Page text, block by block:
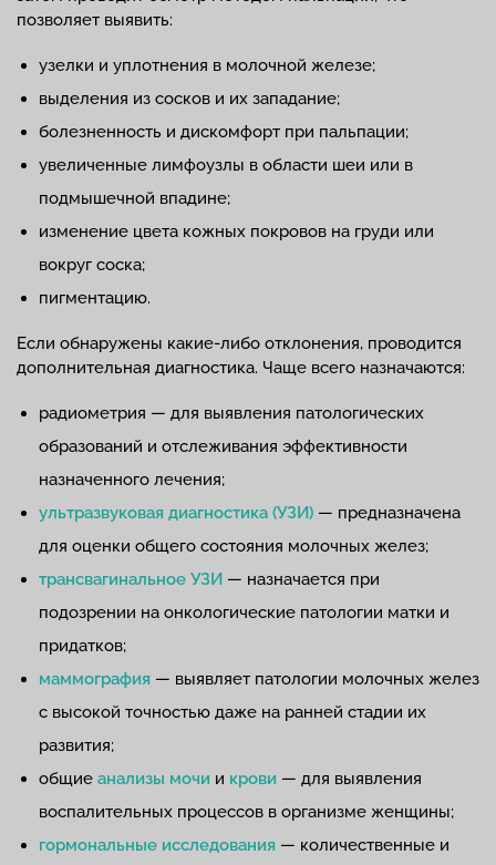
позволяет выявить:
узелки и уплотнения в молочной железе;
выделения из сосков и их западание;
болезненность и дискомфорт при пальпации;
увеличенные лимфоузлы в области шеи или в
подмышечной впадине;
изменение цвета кожных покровов на груди или
вокруг соска;
пигментацию.
Если обнаружены какие-либо отклонения, проводится
дополнительная диагностика. Чаще всего назначаются:
радиометрия — для выявления патологических
образований и отслеживания эффективности
назначенного лечения;
ультразвуковая диагностика (УЗИ) — предназначена
для оценки общего состояния молочных желез;
трансвагинальное УЗИ — назначается при
подозрении на онкологические патологии матки и
придатков;
маммография — выявляет патологии молочных желез
с высокой точностью даже на ранней стадии их
развития;
общие анализы мочи и крови — для выявления
воспалительных процессов в организме женщины;
гормональные исследования — количественные и